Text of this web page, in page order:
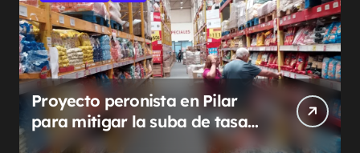
Proyecto peronista en Pilar
para mitigar la suba de tasas
municipales